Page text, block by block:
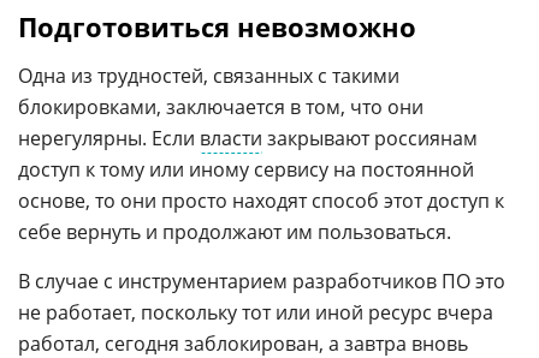
Подготовиться невозможно
Одна из трудностей, связанных с такими
блокировками, заключается в том, что они
нерегулярны. Если власти закрывают россиянам
доступ к тому или иному сервису на постоянной
основе, то они просто находят способ этот доступ к
себе вернуть и продолжают им пользоваться.
В случае с инструментарием разработчиков ПО это
не работает, поскольку тот или иной ресурс вчера
работал, сегодня заблокирован, а завтра вновь